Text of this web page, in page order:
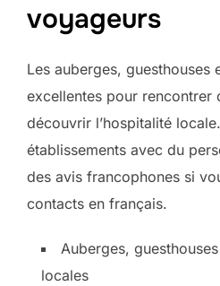
voyageurs
Les auberges, guesthouses
excellentes pour rencontrer
découvrir l’hospitalité
établissements avec du
des avis francophones si
contacts en français.
Auberges,
locales